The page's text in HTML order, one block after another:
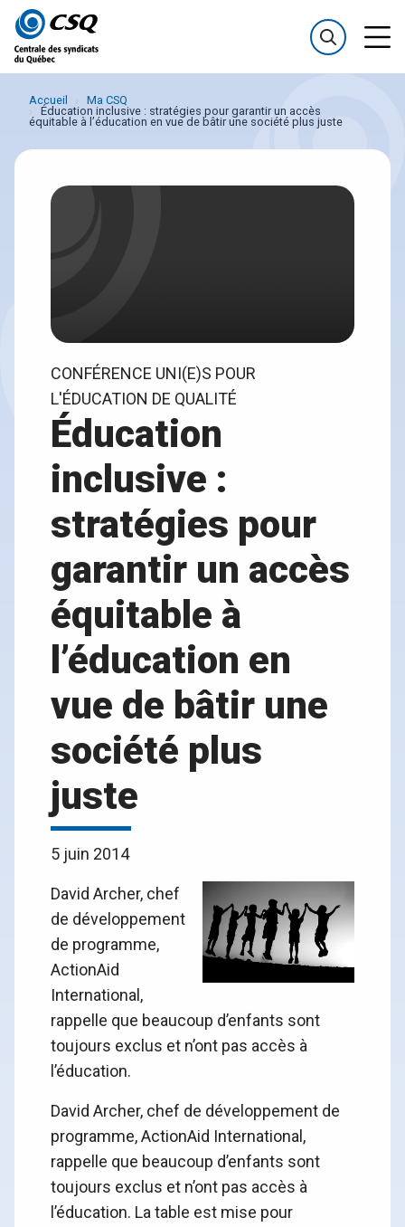
Passer
au
menu
Passer
au
contenu
Accueil
Ma CSQ
Éducation inclusive : stratégies pour garantir un accès
équitable à l’éducation en vue de bâtir une société plus juste
CONFÉRENCE UNI(E)S POUR
L'ÉDUCATION DE QUALITÉ
Éducation
inclusive :
stratégies pour
garantir un accès
équitable à
l’éducation en
vue de bâtir une
société plus
juste
5 juin 2014
David Archer, chef
de développement
de programme,
ActionAid
International,
rappelle que beaucoup d’enfants sont
toujours exclus et n’ont pas accès à
l’éducation.
David Archer, chef de développement de
programme, ActionAid International,
rappelle que beaucoup d’enfants sont
toujours exclus et n’ont pas accès à
l’éducation. La table est mise pour